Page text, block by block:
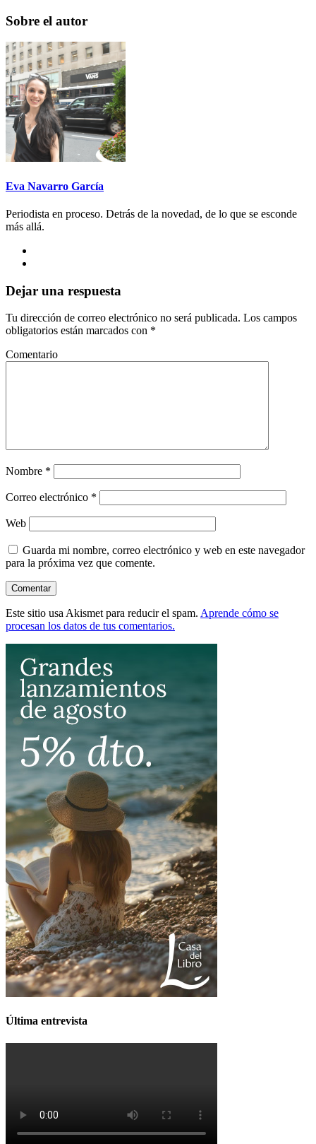
Sobre el autor
Eva Navarro García
Periodista en proceso. Detrás de la novedad, de lo que se esconde
más allá.
Dejar una respuesta
Tu dirección de correo electrónico no será publicada. Los campos
obligatorios están marcados con *
Comentario
Nombre *
Correo electrónico *
Web
Guarda mi nombre, correo electrónico y web en este navegador
para la próxima vez que comente.
Este sitio usa Akismet para reducir el spam. Aprende cómo se
procesan los datos de tus comentarios.
Última entrevista